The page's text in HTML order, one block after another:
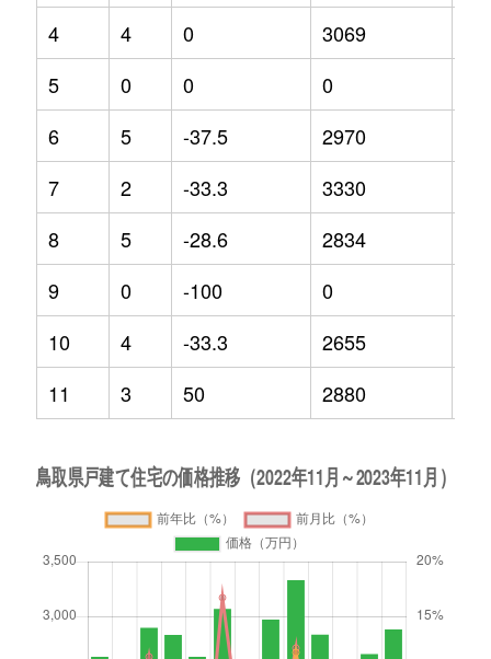
4
4 0 3069
5
0 0 0
6
5 -37.5 2970
7
2 -33.3 3330
8
5 -28.6 2834
9
0 -100 0
10
4 -33.3 2655
11
3 50 2880